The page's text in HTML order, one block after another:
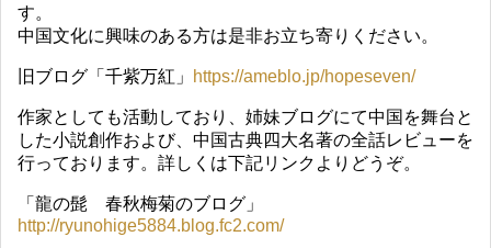
す。
中国文化に興味のある方は是非お立ち寄りください。
旧ブログ「千紫万紅」 https://ameblo.jp/hopeseven/
作家としても活動しており、姉妹ブログにて中国を舞台と
した小説創作および、中国古典四大名著の全話レビューを
行っております。詳しくは下記リンクよりどうぞ。
「龍の髭 春秋梅菊のブログ」
http://ryunohige5884.blog.fc2.com/